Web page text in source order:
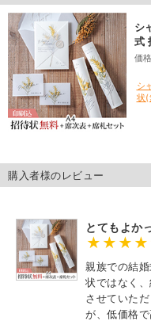
シ
式
価
シ
状(
購入者様のレビュー
とてもよか
親族での結
状ではなく
させていた
が、低価格